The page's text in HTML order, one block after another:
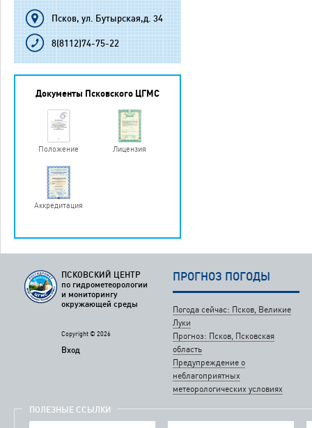
Псков, ул. Бутырская,д. 34
8(8112)74-75-22
Документы Псковского ЦГМС
Положение Лицензия
Аккредитация
ПСКОВСКИЙ ЦЕНТР
по гидрометеорологии
и мониторингу
окружающей среды
Copyright © 2026
Вход
ПРОГНОЗ ПОГОДЫ
Погода сейчас: Псков, Великие
Луки
Прогноз: Псков, Псковская
область
Предупреждение о
неблагоприятных
метеорологических условиях
ПОЛЕЗНЫЕ ССЫЛКИ